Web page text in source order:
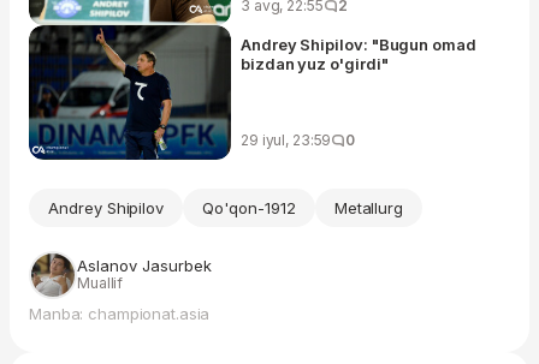
3 avg, 22:55 2
Andrey Shipilov: "Bugun omad
bizdan yuz o'girdi"
29 iyul, 23:59 0
Andrey Shipilov Qo'qon-1912 Metallurg
Aslanov Jasurbek
Muallif
Manba: championat.asia